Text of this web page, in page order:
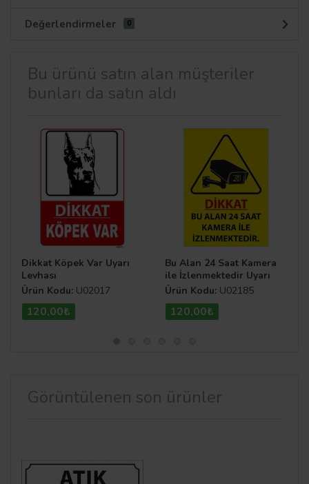
Değerlendirmeler 0
Bu ürünü satın alan müşteriler
bunları da satın aldı
Dikkat Köpek Var Uyarı
Levhası
Ürün Kodu: U02017
120,00₺
Bu Alan 24 Saat Kamera
ile İzlenmektedir Uyarı
Levhası U02185
Ürün Kodu: U02185
120,00₺
Görüntülenen son ürünler